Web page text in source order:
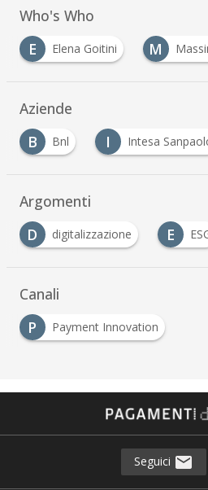
Who's Who
E
Elena Goitini M
Aziende
I
Intesa Sanpaolo M
Argomenti
D
digitalizzazione E
Canali
P
Payment Innovation
Seguici